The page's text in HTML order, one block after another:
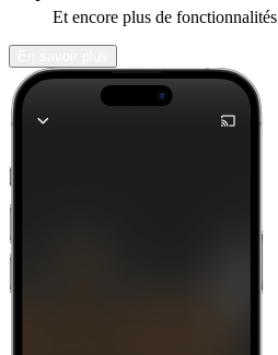
Et encore plus de fonctionnalités